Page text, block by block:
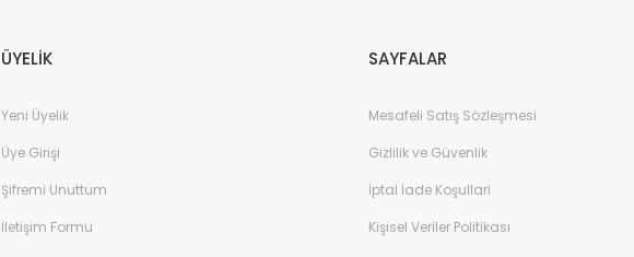
ÜYELİK
Yeni Üyelik
Üye Girişi
Şifremi Unuttum
İletişim Formu
SAYFALAR
Mesafeli Satış Sözleşmesi
Gizlilik ve Güvenlik
İptal İade Koşullari
Kişisel Veriler Politikası